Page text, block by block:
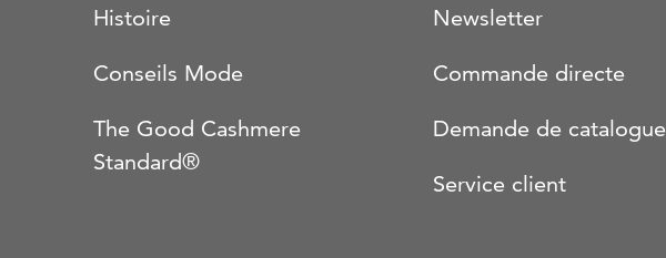
Histoire
Conseils Mode
The Good Cashmere
Standard®
Newsletter
Commande directe
Demande de catalogue
Service client